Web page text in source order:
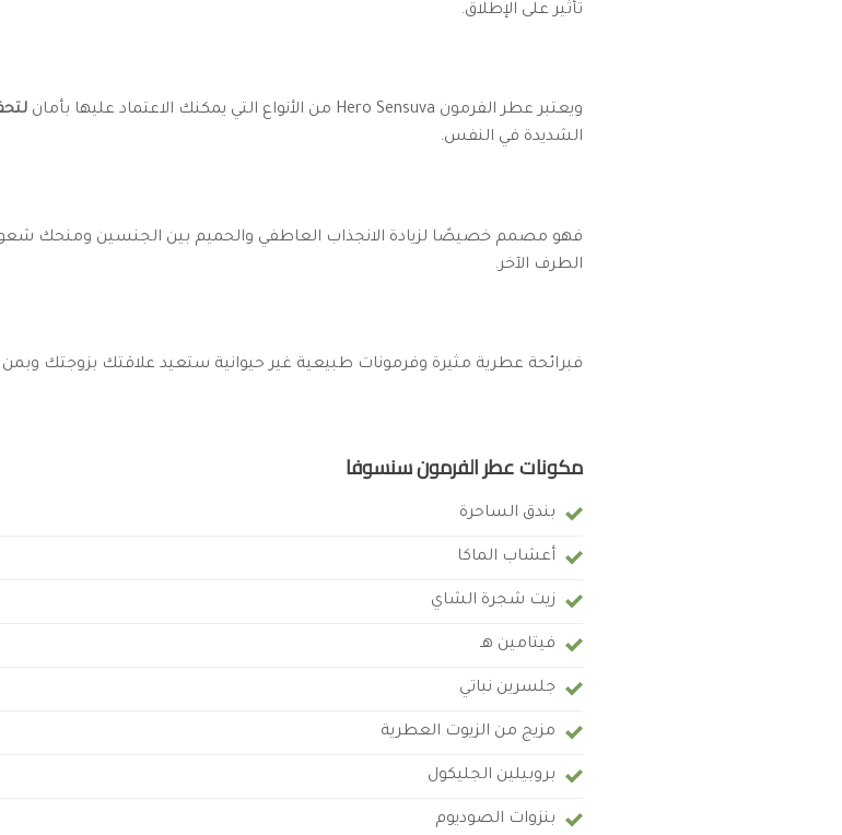
تأثير على الإطلاق.
ويعتبر عطر الفرمون Hero Sensuva من الأنواع التي يمكنك الاعتماد عليها بأمان
الشديدة في النفس.
فهو مصمم خصيصًا لزيادة الانجذاب العاطفي والحميم بين الجنسين ومنحك شعورًا
الطرف الآخر.
فبرائحة عطرية مثيرة وفرمونات طبيعية غير حيوانية ستعيد علاقتك بزوجتك
مكونات عطر الفرمون سنسوفا
بندق الساحرة
أعشاب الماكا
زيت شجرة الشاي
فيتامين هـ
جلسرين نباتي
مزيج من الزيوت العطرية
بروبيلين الجليكول
بنزوات الصوديوم